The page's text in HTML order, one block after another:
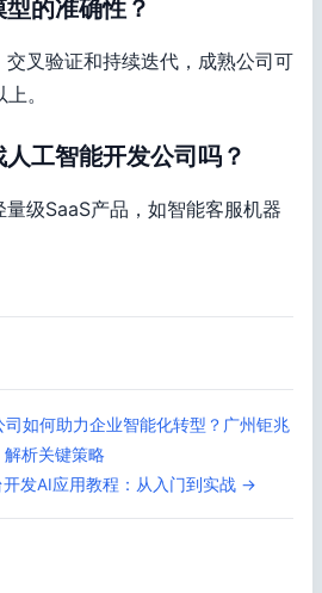
的准确性？
叉验证和持续迭代，成熟公司可
。
工智能开发公司吗？
级SaaS产品，如智能客服机器
如何助力企业智能化转型？广州钜兆
解析关键策略
发AI应用教程：从入门到实战 →